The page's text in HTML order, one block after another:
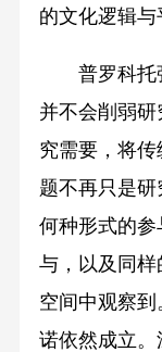
的文化逻辑与
普罗科托强
并不会削弱
究需要，将
题不再只是研
何种形式的
与，以及同
空间中观察到
诺依然成立